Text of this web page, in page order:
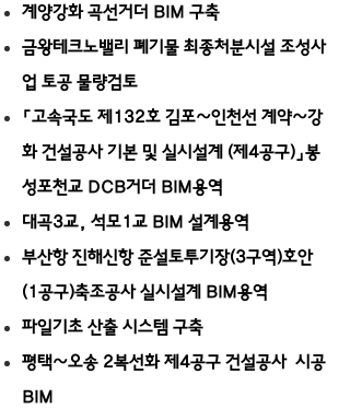
계양강화 곡선거더 BIM 구축
금왕테크노밸리 폐기물 최종처분시설 조성사
업 토공 물량검토
「고속국도 제132호 김포~인천선 계약~강
화 건설공사 기본 및 실시설계 (제4공구)」봉
성포천교 DCB거더 BIM용역
대곡3교, 석모1교 BIM 설계용역
부산항 진해신항 준설토투기장(3구역)호안
(1공구)축조공사 실시설계 BIM용역
파일기초 산출 시스템 구축
평택~오송 2복선화 제4공구 건설공사 시공
BIM